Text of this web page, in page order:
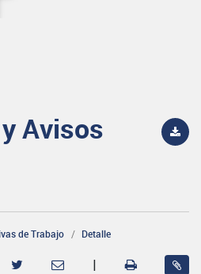
Avisos
de Trabajo Detalle
|